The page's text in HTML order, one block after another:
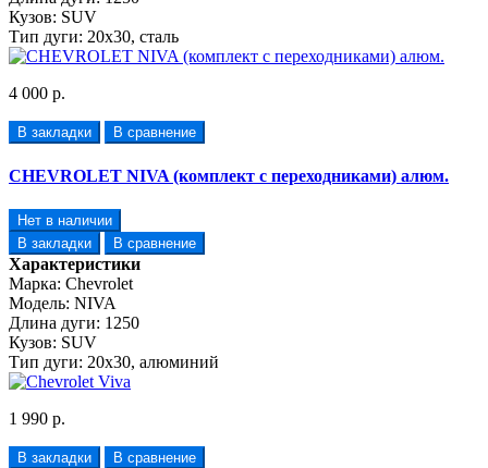
Кузов: SUV
Тип дуги: 20х30, сталь
4 000 р.
В закладки В сравнение
CHEVROLET NIVA (комплект с переходниками) алюм.
Нет в наличии
В закладки
В сравнение
Характеристики
Марка: Chevrolet
Модель: NIVA
Длина дуги: 1250
Кузов: SUV
Тип дуги: 20х30, алюминий
1 990 р.
В закладки В сравнение